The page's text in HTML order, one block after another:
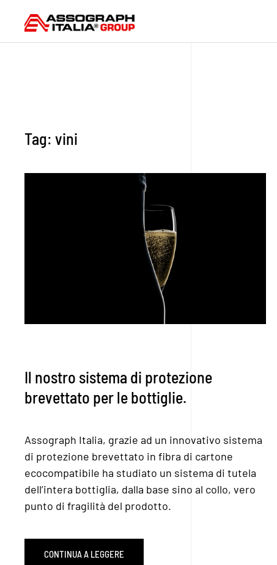
Skip to main content
Tag: vini
Il nostro sistema di protezione
brevettato per le bottiglie.
Assograph Italia, grazie ad un innovativo sistema
di protezione brevettato in fibra di cartone
ecocompatibile ha studiato un sistema di tutela
dell’intera bottiglia, dalla base sino al collo, vero
punto di fragilità del prodotto.
CONTINUA A LEGGERE